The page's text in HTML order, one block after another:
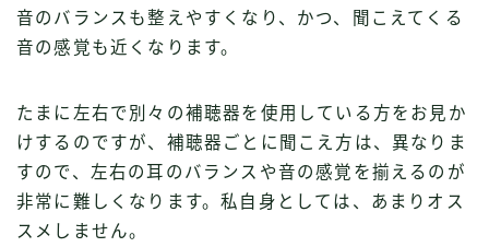
音のバランスも整えやすくなり、かつ、聞こえてくる
音の感覚も近くなります。
たまに左右で別々の補聴器を使用している方をお見か
けするのですが、補聴器ごとに聞こえ方は、異なりま
すので、左右の耳のバランスや音の感覚を揃えるのが
非常に難しくなります。私自身としては、あまりオス
スメしません。